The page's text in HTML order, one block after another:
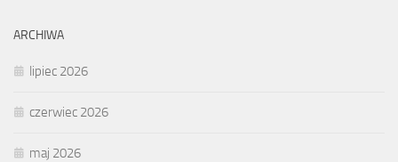
ARCHIWA
lipiec 2026
czerwiec 2026
maj 2026